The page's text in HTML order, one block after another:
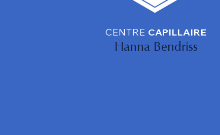
CENTRE CAPILLAIRE
Hanna Bendriss